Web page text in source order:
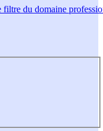
du domaine